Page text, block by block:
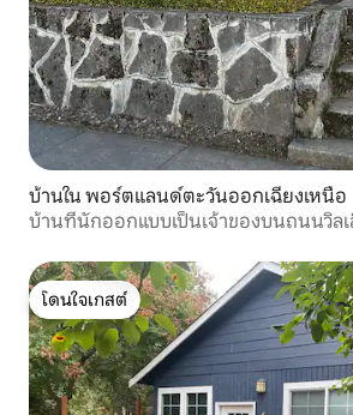
บ้านใน พอร์ตแลนด์ตะวันออกเฉียงเหนือ
บ้านที่นักออกแบบเป็นเจ้าของบนถนนวิล
โดนใจเกสต์
โดนใจเกสต์